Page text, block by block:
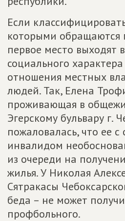
Если
которыми обращаются
первое место выходят
социального
отношения местных
людей. Так, Елена
проживающая в
Эгерскому бульвару г.
пожаловалась, что ее
инвалидом
из очереди на
жилья. У Николая
Сятракасы
беда – не может
профбольного.